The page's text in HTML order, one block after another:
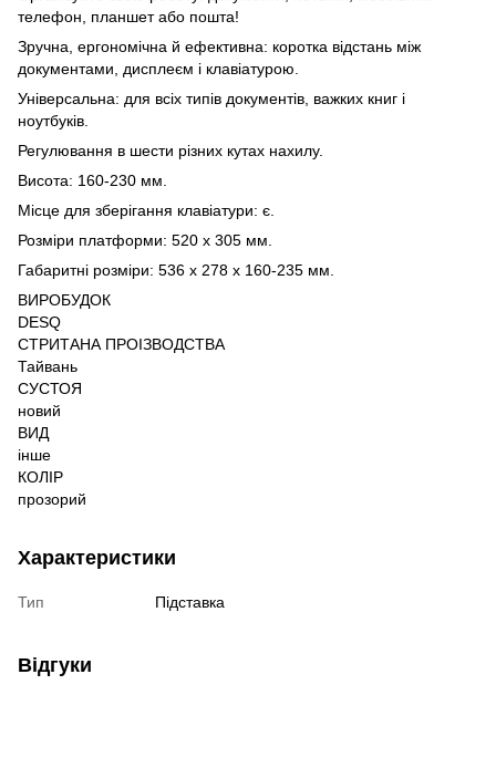
телефон, планшет або пошта!
Зручна, ергономічна й ефективна: коротка відстань між
документами, дисплеєм і клавіатурою.
Універсальна: для всіх типів документів, важких книг і
ноутбуків.
Регулювання в шести різних кутах нахилу.
Висота: 160-230 мм.
Місце для зберігання клавіатури: є.
Розміри платформи: 520 x 305 мм.
Габаритні розміри: 536 x 278 x 160-235 мм.
ВИРОБУДОК
DESQ
СТРИТАНА ПРОІЗВОДСТВА
Тайвань
СУСТОЯ
новий
ВИД
інше
КОЛІР
прозорий
Характеристики
Тип Підставка
Відгуки